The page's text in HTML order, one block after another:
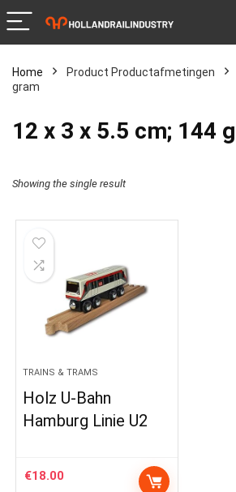
Home Product Productafmetingen
gram
‎12 x 3 x 5.5 cm; 144
Showing the single result
TRAINS & TRAMS
Holz U-Bahn
Hamburg Linie U2
€18.00